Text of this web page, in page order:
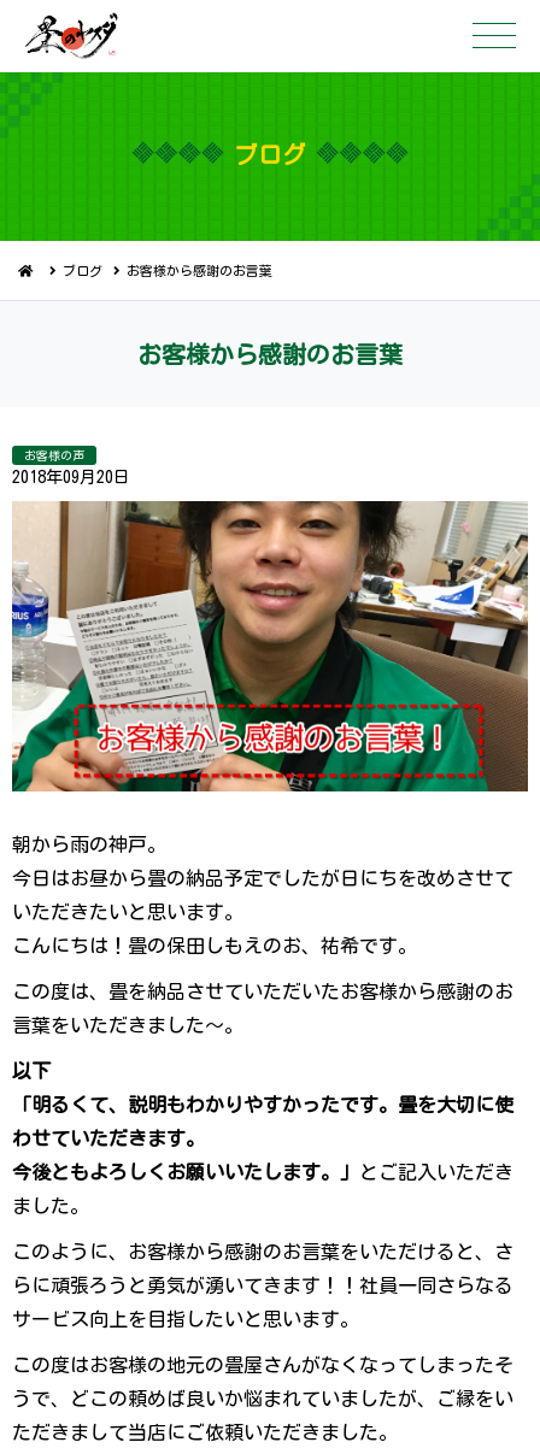
ブ ロ グ
ブログ お客様から感謝のお言葉
お客様から感謝 の お 言 葉
お客様の声
2018年09月20日
朝から雨の神戸。
今日はお昼から畳の納品予定でしたが日にちを改めさせて
いただきたいと思います。
こんにちは！畳の保田しもえのお、祐希です。
この度は、畳を納品させていただいたお客様から感謝のお
言葉をいただきました〜。
以下
「明るくて、説明もわかりやすかったです。畳を大切に使
わせていただきます。
今後ともよろしくお願いいたします。」
とご記入いただき
ました。
このように、お客様から感謝のお言葉をいただけると、さ
らに頑張ろうと勇気が湧いてきます！！社員一同さらなる
サービス向上を目指したいと思います。
この度はお客様の地元の畳屋さんがなくなってしまったそ
うで、どこの頼めば良いか悩まれていましたが、
ご縁をい
ただきまして当店にご依頼いただきました。